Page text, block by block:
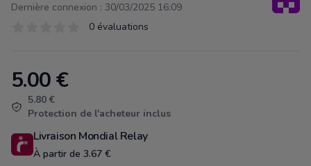
Dernière connexion : 30/03/2025 16:09
0 évaluations
Product information
5.00€
5.80 €
Protection de l'acheteur inclus
Livraison Mondial Relay
À partir de 3.67 €